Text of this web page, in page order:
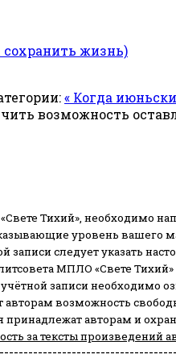
сохранить жизнь)
« Когда
возможность
Тихий», необходимо
уровень вашего
записи следует указать
МПЛО «Свете
записи необходимо
авторам возможность
принадлежат авторам и
за тексты произведений